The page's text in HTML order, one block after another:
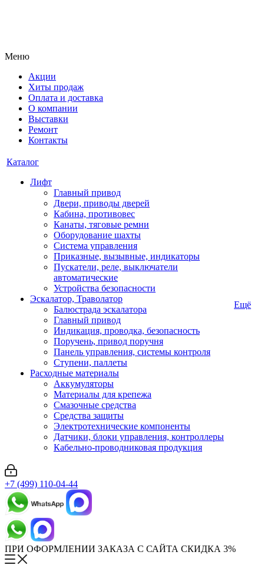
Меню
Акции
Хиты продаж
Оплата и доставка
О компании
Выставки
Ремонт
Контакты
Каталог
Лифт
Главный привод
Двери, приводы дверей
Кабина, противовес
Канаты, тяговые ремни
Оборудование шахты
Система управления
Приказные, вызывные, индикаторы
Пускатели, реле, выключатели
автоматические
Устройства безопасности
Эскалатор, Траволатор
Балюстрада эскалатора
Главный привод
Индикация, проводка, безопасность
Поручень, привод поручня
Панель управления, системы контроля
Ступени, паллеты
Расходные материалы
Аккумуляторы
Материалы для крепежа
Смазочные средства
Средства защиты
Электротехнические компоненты
Датчики, блоки управления, контроллеры
Кабельно-проводниковая продукция
Ещё
+7 (499) 110-04-44
ПРИ ОФОРМЛЕНИИ ЗАКАЗА С САЙТА СКИДКА 3%